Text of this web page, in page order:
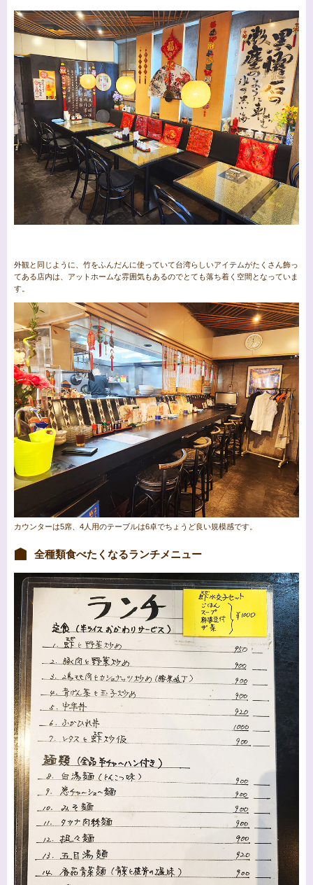
外観と同じように、竹をふんだんに使っていて台湾らしいアイテムがたくさん飾っ
てある店内は、アットホームな雰囲気もあるのでとても落ち着く空間となっていま
す。
カウンターは5席、4人用のテーブルは6卓でちょうど良い規模感です。
全種類食べたくなるランチメニュー